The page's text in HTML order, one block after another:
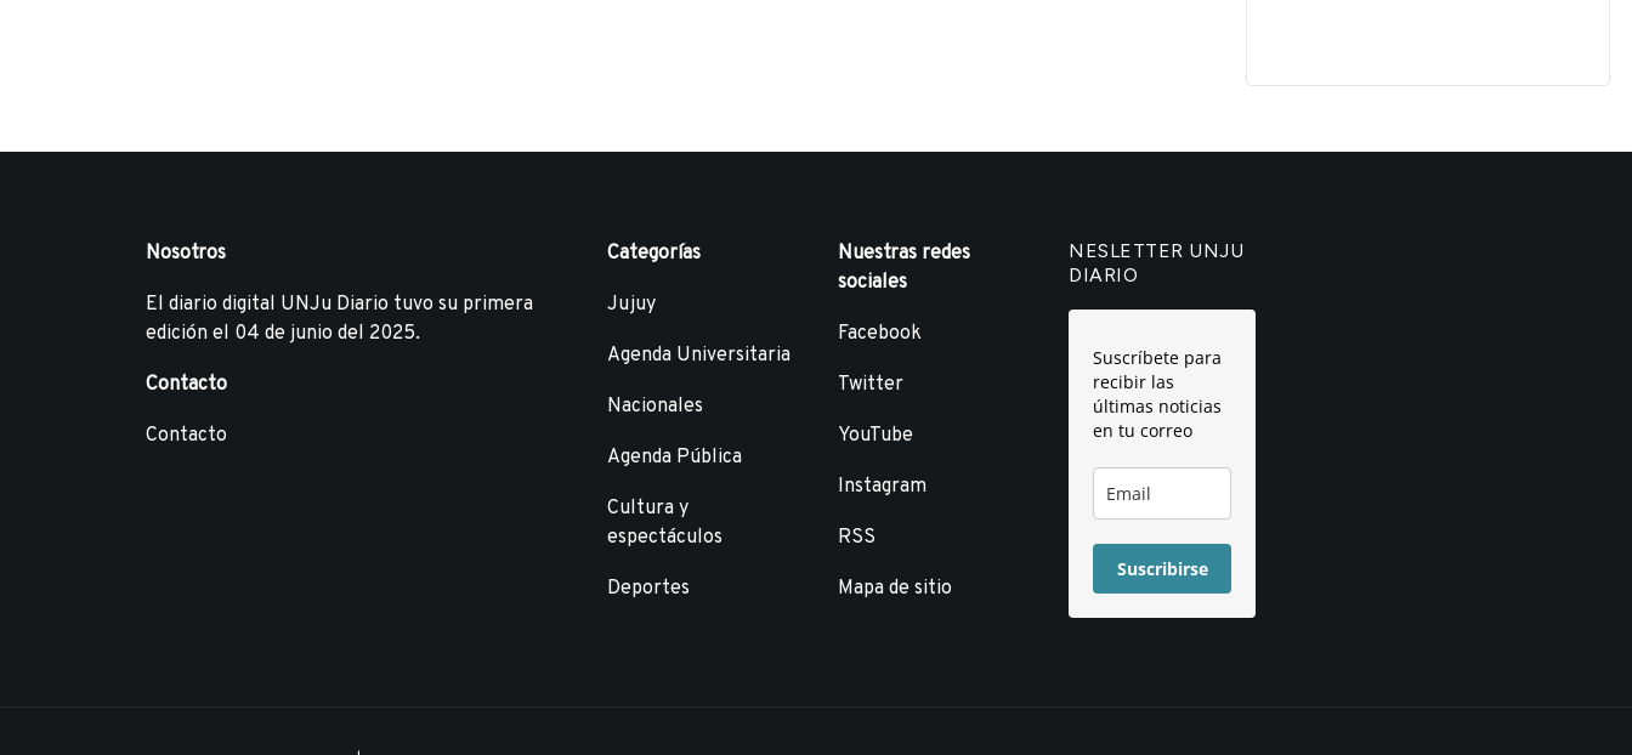
Nosotros
El diario digital UNJu Diario tuvo su primera
edición el 04 de junio del 2025.
Contacto
Contacto
Categorías
Jujuy
Agenda Universitaria
Nacionales
Agenda Pública
Cultura y
espectáculos
Deportes
Nuestras redes
sociales
Facebook
Twitter
YouTube
Instagram
RSS
Mapa de sitio
NESLETTER UNJU
DIARIO
Suscríbete para
recibir las
últimas noticias
en tu correo
Suscribirse